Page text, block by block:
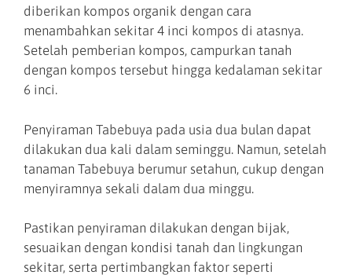
diberikan kompos organik dengan cara
menambahkan sekitar 4 inci kompos di atasnya.
Setelah pemberian kompos, campurkan tanah
dengan kompos tersebut hingga kedalaman sekitar
6 inci.
Penyiraman Tabebuya pada usia dua bulan dapat
dilakukan dua kali dalam seminggu. Namun, setelah
tanaman Tabebuya berumur setahun, cukup dengan
menyiramnya sekali dalam dua minggu.
Pastikan penyiraman dilakukan dengan bijak,
sesuaikan dengan kondisi tanah dan lingkungan
sekitar, serta pertimbangkan faktor seperti